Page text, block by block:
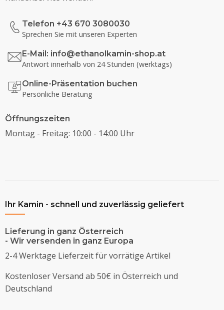
Telefon +43 670 3080030
Sprechen Sie mit unseren Experten
E-Mail: info@ethanolkamin-shop.at
Antwort innerhalb von 24 Stunden (werktags)
Online-Präsentation buchen
Persönliche Beratung
Öffnungszeiten
Montag - Freitag: 10:00 - 14:00 Uhr
Ihr Kamin - schnell und zuverlässig geliefert
Lieferung in ganz Österreich
- Wir versenden in ganz Europa
2-4 Werktage Lieferzeit für vorrätige Artikel
Kostenloser Versand ab 50€ in Österreich und
Deutschland